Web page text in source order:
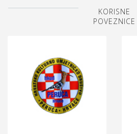
KORISNE
POVEZNICE